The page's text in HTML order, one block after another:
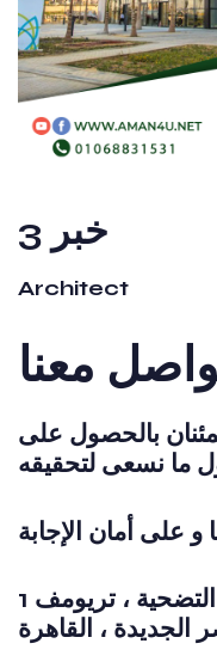
خبر 3
Architect
معنا
بالحصول على
ما نسعى لتحقيقه
و على أمان الإجابة
الجديدة ، القاهرة